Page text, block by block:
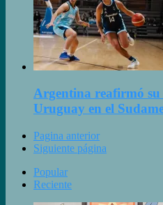
Argentina reafirmó su
Uruguay en el
Pagina anterior
Siguiente página
Popular
Reciente